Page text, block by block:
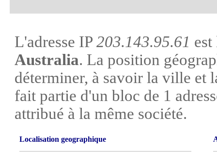
L'adresse IP 203.143.95.61
Australia. La position
déterminer, à savoir la ville et
fait partie d'un bloc de 1
attribué à la même société.
Localisation geographique